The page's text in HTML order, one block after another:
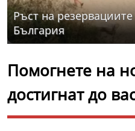
Ръст на
България
Помогнете на
достигнат до